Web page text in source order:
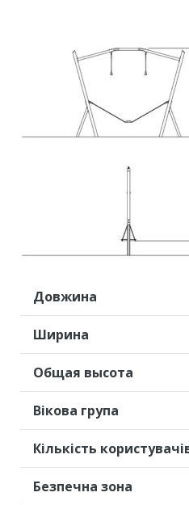
Довжина
Ширина
Общая высота
Вікова група
Кількість
Безпечна зона